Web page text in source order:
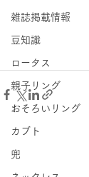
雑誌掲載情報
豆知識
ロータス
親子リング
おそろいリング
カブト
兜